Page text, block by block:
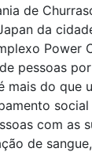
de
da
Power
pessoas
mais do que
com as
de